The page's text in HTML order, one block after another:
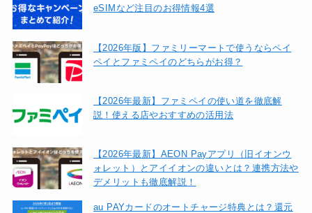
eSIMなど注目のお得情報4選
【2026年版】ファミリーマートで使うならペイ
ペイとファミペイのどちらがお得？
【2026年最新】ファミペイの使い道を徹底解
説！使える店やおすすめの活用法
【2026年最新】AEON Payアプリ（旧イオンウ
ォレット）とアイイオンの違いとは？連携方法や
デメリットも徹底解説！
au PAYカードのオートチャージ特典とは？還元